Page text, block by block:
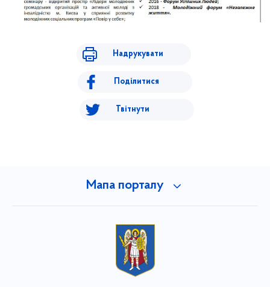
Надрукувати
Поділитися
Твітнути
Мапа порталу